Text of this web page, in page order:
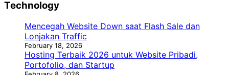
Technology
Mencegah Website Down saat Flash Sale dan
Lonjakan Traffic
February 18, 2026
Hosting Terbaik 2026 untuk Website Pribadi,
Portofolio, dan Startup